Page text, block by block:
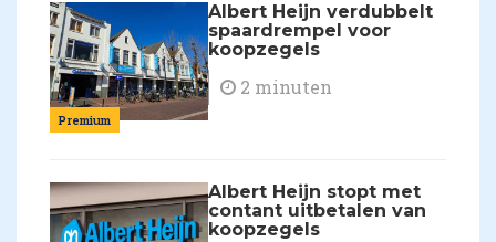
Premium
Albert Heijn verdubbelt
spaardrempel voor
koopzegels
2 minuten
Albert Heijn stopt met
contant uitbetalen van
koopzegels